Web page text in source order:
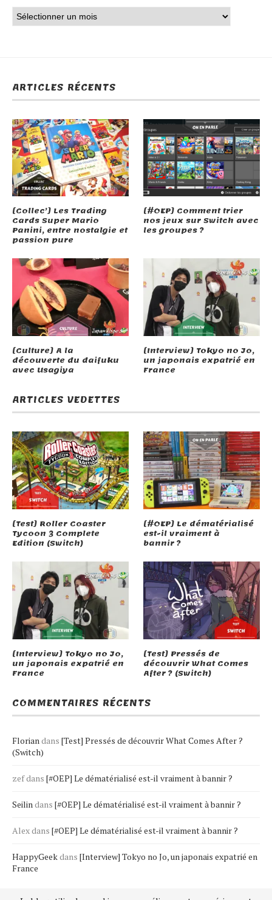
ARTICLES RÉCENTS
[Collec’] Les Trading
Cards Super Mario
Panini, entre nostalgie et
passion pure
[#OEP] Comment trier
nos jeux sur Switch avec
les groupes ?
[Culture] A la
découverte du daifuku
avec Usagiya
[Interview] Tokyo no Jo,
un japonais expatrié en
France
ARTICLES VEDETTES
[Test] Roller Coaster
Tycoon 3 Complete
Edition (Switch)
[#OEP] Le dématérialisé
est-il vraiment à
bannir ?
[Interview] Tokyo no Jo,
un japonais expatrié en
France
[Test] Pressés de
découvrir What Comes
After ? (Switch)
COMMENTAIRES RÉCENTS
Floriandans [Test] Pressés de découvrir What Comes After ?
(Switch)
zefdans [#OEP] Le dématérialisé est-il vraiment à bannir ?
Seilindans [#OEP] Le dématérialisé est-il vraiment à bannir ?
Alexdans [#OEP] Le dématérialisé est-il vraiment à bannir ?
HappyGeekdans [Interview] Tokyo no Jo, un japonais expatrié en
France